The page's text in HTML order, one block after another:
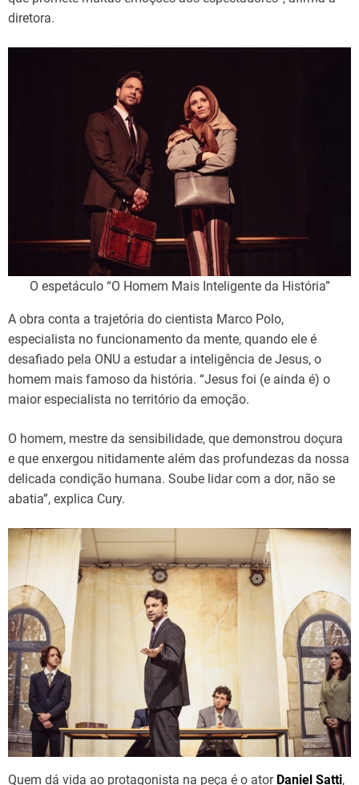
diretora.
O espetáculo “O Homem Mais Inteligente da História”
A obra conta a trajetória do cientista Marco Polo,
especialista no funcionamento da mente, quando ele é
desafiado pela ONU a estudar a inteligência de Jesus, o
homem mais famoso da história. “Jesus foi (e ainda é) o
maior especialista no território da emoção.
O homem, mestre da sensibilidade, que demonstrou doçura
e que enxergou nitidamente além das profundezas da nossa
delicada condição humana. Soube lidar com a dor, não se
abatia”, explica Cury.
Quem dá vida ao protagonista na peça é o ator Daniel Satti,